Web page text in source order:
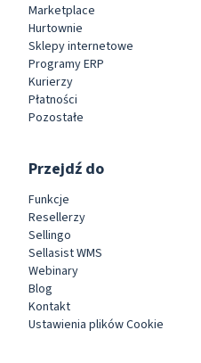
Marketplace
Hurtownie
Sklepy internetowe
Programy ERP
Kurierzy
Płatności
Pozostałe
Przejdź do
Funkcje
Resellerzy
Sellingo
Sellasist WMS
Webinary
Blog
Kontakt
Ustawienia plików Cookie